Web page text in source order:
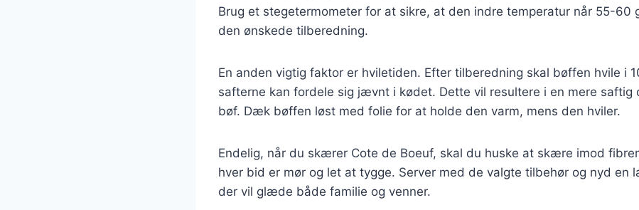
Brug et stegetermometer for at sikre, at den indre temperatur når 55-60
den ønskede tilberedning.
En anden vigtig faktor er hviletiden. Efter tilberedning skal bøffen hvile i
safterne kan fordele sig jævnt i kødet. Dette vil resultere i en mere saftig
bøf. Dæk bøffen løst med folie for at holde den varm, mens den hviler.
Endelig, når du skærer Cote de Boeuf, skal du huske at skære imod
hver bid er mør og let at tygge. Server med de valgte tilbehør og nyd en
der vil glæde både familie og venner.